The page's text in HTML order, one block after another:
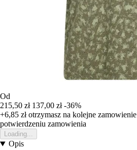
Od
215,50 zł 137,00 zł -36%
+6,85 złotrzymasz na kolejne zamowienie
potwierdzeniu zamowienia
Loading...
Opis